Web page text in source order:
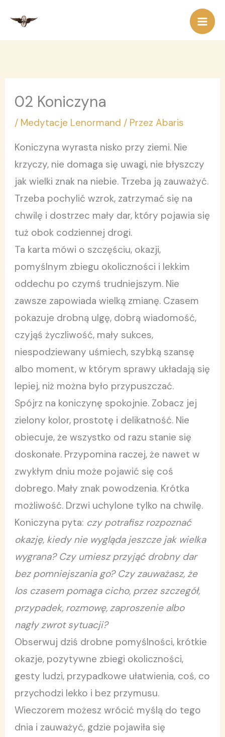
treści
02 Koniczyna
/ Medytacje Lenormand / PrzezAbaris
Koniczyna wyrasta nisko przy ziemi. Nie
krzyczy, nie domaga się uwagi, nie błyszczy
jak wielki znak na niebie. Trzeba ją zauważyć.
Trzeba pochylić wzrok, zatrzymać się na
chwilę i dostrzec mały dar, który pojawia się
tuż obok codziennej drogi.
Ta karta mówi o szczęściu, okazji,
pomyślnym zbiegu okoliczności i lekkim
oddechu po czymś trudniejszym. Nie
zawsze zapowiada wielką zmianę. Czasem
pokazuje drobną ulgę, dobrą wiadomość,
czyjąś życzliwość, mały sukces,
niespodziewany uśmiech, szybką szansę
albo moment, w którym sprawy układają się
lepiej, niż można było przypuszczać.
Spójrz na koniczynę spokojnie. Zobacz jej
zielony kolor, prostotę i delikatność. Nie
obiecuje, że wszystko od razu stanie się
doskonałe. Przypomina raczej, że nawet w
zwykłym dniu może pojawić się coś
dobrego. Mały znak powodzenia. Krótka
możliwość. Drzwi uchylone tylko na chwilę.
Koniczyna pyta: czy potrafisz rozpoznać
okazję, kiedy nie wygląda jeszcze jak wielka
wygrana? Czy umiesz przyjąć drobny dar
bez pomniejszania go? Czy zauważasz, że
los czasem pomaga cicho, przez szczegół,
przypadek, rozmowę, zaproszenie albo
nagły zwrot sytuacji?
Obserwuj dziś drobne pomyślności, krótkie
okazje, pozytywne zbiegi okoliczności,
gesty ludzi, przypadkowe ułatwienia, coś, co
przychodzi lekko i bez przymusu.
Wieczorem możesz wrócić myślą do tego
dnia i zauważyć, gdzie pojawiła się